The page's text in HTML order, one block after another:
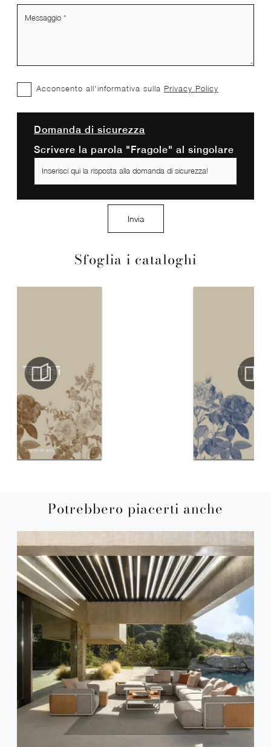
Sfoglia i cataloghi
Acconsento all'informativa sulla Privacy Policy
Domanda di sicurezza
Scrivere la parola "Fragole" al singolare
Invia
Potrebbero piacerti anche